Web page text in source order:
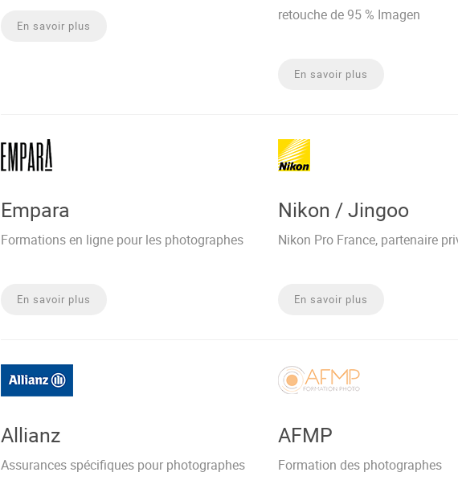
En savoir plus
retouche de 95 % Imagen
En savoir plus
Empara
Formations en ligne pour les photographes
En savoir plus
Nikon / Jingoo
Nikon Pro France, partenaire
En savoir plus
Allianz
Assurances spécifiques pour photographes
AFMP
Formation des photographes